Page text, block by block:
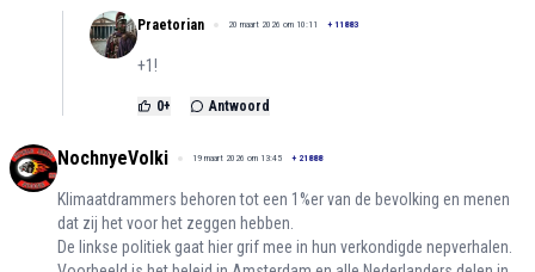
Praetorian 20 maart 2026 om 10:11 + 11883
+1!
0+ Antwoord
NochnyeVolki 19 maart 2026 om 13:45 + 21888
Klimaatdrammers behoren tot een 1%er van de bevolking en menen
dat zij het voor het zeggen hebben.
De linkse politiek gaat hier grif mee in hun verkondigde nepverhalen.